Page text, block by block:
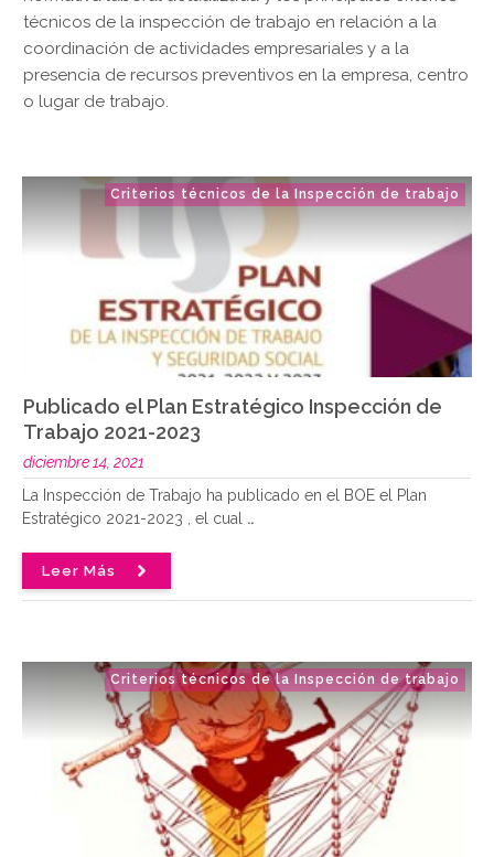
técnicos de la inspección de trabajo en relación a la
coordinación de actividades empresariales y a la
presencia de recursos preventivos en la empresa, centro
o lugar de trabajo.
Criterios técnicos de la Inspección de trabajo
Publicado el Plan Estratégico Inspección de
Trabajo 2021-2023
diciembre 14, 2021
La Inspección de Trabajo ha publicado en el BOE el Plan
Estratégico 2021-2023 , el cual ..
Leer Más
Criterios técnicos de la Inspección de trabajo